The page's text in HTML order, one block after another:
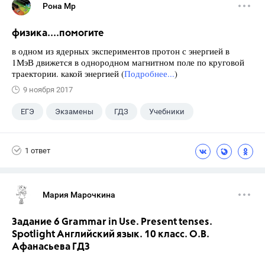
Рона Мр
физика....помогите
в одном из ядерных экспериментов протон с энергией в
1МэВ движется в однородном магнитном поле по круговой
траектории. какой энергией (Подробнее...)
9 ноября 2017
ЕГЭ Экзамены ГДЗ Учебники
1 ответ
Мария Марочкина
Задание 6 Grammar in Use. Present tenses.
Spotlight Английский язык. 10 класс. О.В.
Афанасьева ГДЗ